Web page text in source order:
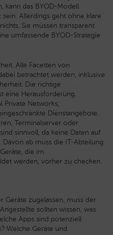
kann das BYOD-Modell
Allerdings geht ohne klare
Sie müssen transparent
umfassende BYOD-Strategie
Alle Facetten von
betrachtet werden, inklusive
Die richtige
eine Herausforderung.
Private Networks,
Dienstangebote.
Terminalserver oder
sinnvoll, da keine Daten auf
ab muss die IT-Abteilung
die im
werden, vorher zu checken.
Geräte zugelassen, muss der
sollten wissen, was
Apps sind potenziell
Welche Geräte und